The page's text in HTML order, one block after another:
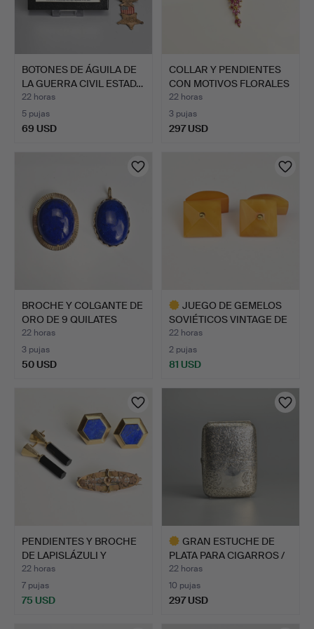
BOTONES DE ÁGUILA DE
LA GUERRA CIVIL ESTAD…
22 horas
5 pujas
69 USD
COLLAR Y PENDIENTES
CON MOTIVOS FLORALES
E…
22 horas
3 pujas
297 USD
BROCHE Y COLGANTE DE
ORO DE 9 QUILATES
CON…
22 horas
3 pujas
50 USD
JUEGO DE GEMELOS
SOVIÉTICOS VINTAGE DE
ÁMB…
22 horas
2 pujas
81 USD
PENDIENTES Y BROCHE
DE LAPISLÁZULI Y
ÓNICE…
22 horas
7 pujas
75 USD
GRAN ESTUCHE DE
PLATA PARA CIGARROS /
CIGA…
22 horas
10 pujas
297 USD